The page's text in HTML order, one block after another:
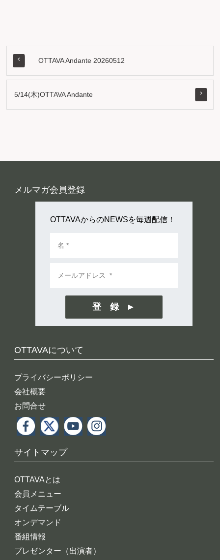
OTTAVA Andante 20260512
5/14(木)OTTAVA Andante
OTTAVAについて
プライバシーポリシー
会社概要
お問合せ
サイトマップ
OTTAVAとは
会員メニュー
タイムテーブル
オンデマンド
番組情報
プレゼンター（出演者）
メルマガ会員登録
OTTAVAからのNEWSを毎週配信！
登 録